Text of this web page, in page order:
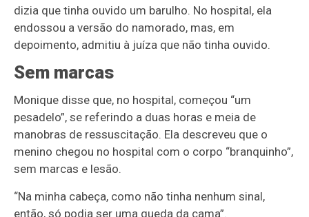
dizia que tinha ouvido um barulho. No hospital, ela
endossou a versão do namorado, mas, em
depoimento, admitiu à juíza que não tinha ouvido.
Sem marcas
Monique disse que, no hospital, começou “um
pesadelo”, se referindo a duas horas e meia de
manobras de ressuscitação. Ela descreveu que o
menino chegou no hospital com o corpo “branquinho”,
sem marcas e lesão.
“Na minha cabeça, como não tinha nenhum sinal,
então, só podia ser uma queda da cama”.